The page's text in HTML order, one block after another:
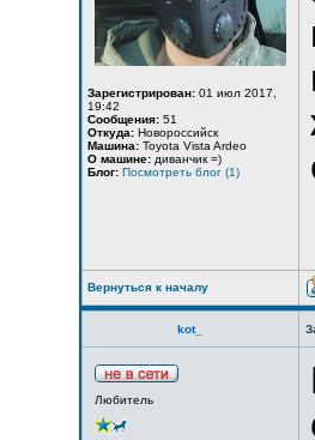
Зарегистрирован: 01 июл 2017,
19:42
Сообщения: 51
Откуда: Новороссийск
Машина: Toyota Vista Ardeo
О машине: диванчик =)
Блог: Посмотреть блог (1)
Вернуться к началу
kot_
Любитель